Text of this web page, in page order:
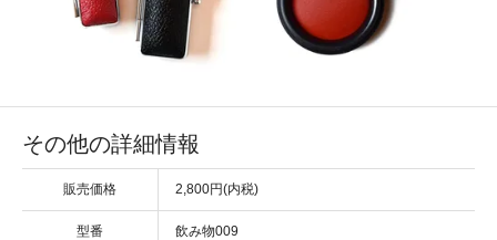
その他の詳細情報
販売価格 2,800円(内税)
型番 飲み物009